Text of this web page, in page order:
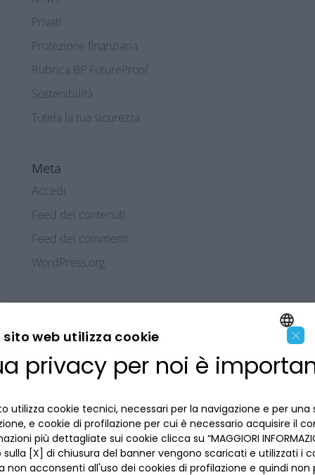
Privati
Protezione finanziaria
Rubrica BP FutureProof
Sostenibilità
Tutela la tua sicurezza
Meta
Accedi
Feed dei contenuti
Feed dei commenti
WordPress.org
LA BANCA
Dove siamo
INFORMAZIONI PER IL CLIENTE
Privacy
ACCESSIBILITÀ E APP
ENGLISH
×
sito web utilizza cookie
privacy per noi è
utilizza cookie tecnici, necessari per la navigazione e per una
e cookie di profilazione per cui è necessario acquisire il
più dettagliate sui cookie clicca su “MAGGIORI
[X] di chiusura del banner vengono scaricati e utilizzati i
non acconsenti all'uso dei cookies di profilazione e quindi non